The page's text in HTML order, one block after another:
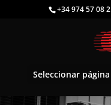
+34 974 57 08
Seleccionar página